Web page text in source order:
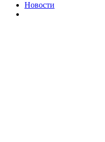
Новости